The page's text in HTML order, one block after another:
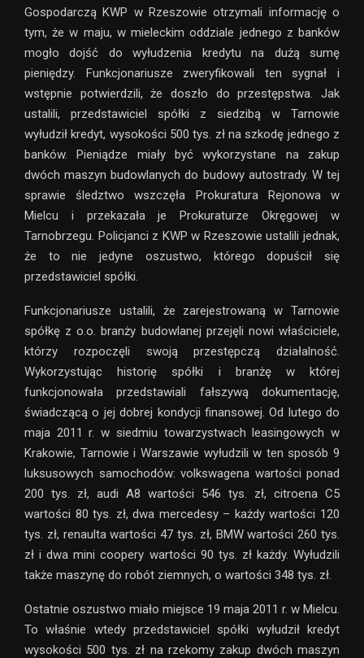
Gospodarczą KWP w Rzeszowie otrzymali informację o
tym, że w maju, w mieleckim oddziale jednego z banków
mogło dojść do wyłudzenia kredytu na dużą sumę
pieniędzy. Funkcjonariusze zweryfikowali ten sygnał i
wstępnie potwierdzili, że doszło do przestępstwa. Jak
ustalili, przedstawiciel spółki z siedzibą w Tarnowie
wyłudził kredyt, wysokości 500 tys. zł na szkodę jednego z
banków. Pieniądze miały być wykorzystane na zakup
dwóch maszyn budowlanych do budowy autostrady. W tej
sprawie śledztwo wszczęła Prokuratura Rejonowa w
Mielcu i przekazała je Prokuraturze Okręgowej w
Tarnobrzegu. Policjanci z KWP w Rzeszowie ustalili jednak,
że to nie jedyne oszustwo, którego dopuścił się
przedstawiciel spółki.
Funkcjonariusze ustalili, że zarejestrowaną w Tarnowie
spółkę z o.o. branży budowlanej przejęli nowi właściciele,
którzy rozpoczęli swoją przestępczą działalność.
Wykorzystując historię spółki i branżę w której
funkcjonowała przedstawiali fałszywą dokumentację,
świadczącą o jej dobrej kondycji finansowej. Od lutego do
maja 2011 r. w siedmiu towarzystwach leasingowych w
Krakowie, Tarnowie i Warszawie wyłudzili w ten sposób 9
luksusowych samochodów: volkswagena wartości ponad
200 tys. zł, audi A8 wartości 546 tys. zł, citroena C5
wartości 80 tys. zł, dwa mercedesy – każdy wartości 120
tys. zł, renaulta wartości 47 tys. zł, BMW wartości 260 tys.
zł i dwa mini coopery wartości 90 tys. zł każdy. Wyłudzili
także maszynę do robót ziemnych, o wartości 348 tys. zł.
Ostatnie oszustwo miało miejsce 19 maja 2011 r. w Mielcu.
To właśnie wtedy przedstawiciel spółki wyłudził kredyt
wysokości 500 tys. zł na rzekomy zakup dwóch maszyn